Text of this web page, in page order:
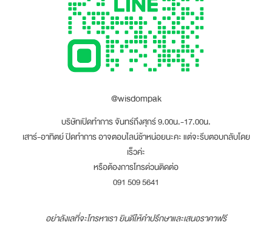
@wisdompak
บริษัทเปิดทำการ จันทร์ถึงศุกร์ 9.00น.-17.00น.
เสาร์-อาทิตย์ ปิดทำการ อาจตอบไลน์ช้าหน่อยนะคะ แต่จะรีบตอบกลับโดย
เร็วค่ะ
หรือต้องการโทรด่วนติดต่อ
091 509 5641
อย่าลังเลที่จะโทรหาเรา ยินดีให้คำปรึกษาและเสนอราคาฟรี